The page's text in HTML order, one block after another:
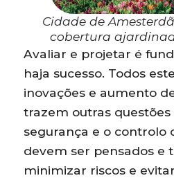
Cidade de
cobertura
Avaliar e projetar é
haja sucesso. Todos
inovações e aumento
trazem outras questões
segurança e o controlo
devem ser pensados e
minimizar riscos e